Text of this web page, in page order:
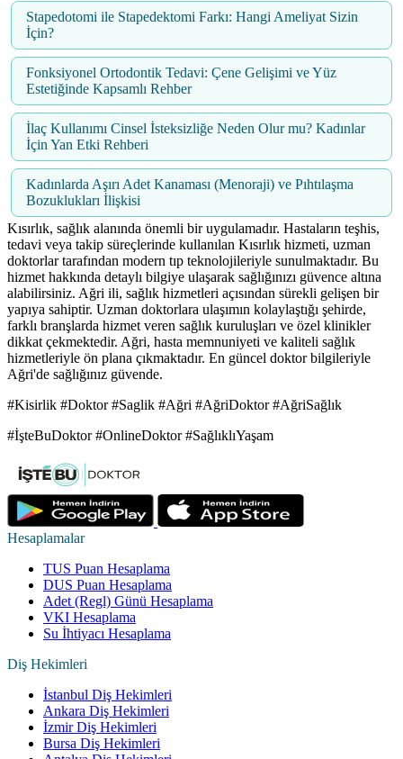
Stapedotomi ile Stapedektomi Farkı: Hangi Ameliyat Sizin
İçin?
Fonksiyonel Ortodontik Tedavi: Çene Gelişimi ve Yüz
Estetiğinde Kapsamlı Rehber
İlaç Kullanımı Cinsel İsteksizliğe Neden Olur mu? Kadınlar
İçin Yan Etki Rehberi
Kadınlarda Aşırı Adet Kanaması (Menoraji) ve Pıhtılaşma
Bozuklukları İlişkisi
Kısırlık, sağlık alanında önemli bir uygulamadır. Hastaların teşhis,
tedavi veya takip süreçlerinde kullanılan Kısırlık hizmeti, uzman
doktorlar tarafından modern tıp teknolojileriyle sunulmaktadır. Bu
hizmet hakkında detaylı bilgiye ulaşarak sağlığınızı güvence altına
alabilirsiniz. Ağri ili, sağlık hizmetleri açısından sürekli gelişen bir
yapıya sahiptir. Uzman doktorlara ulaşımın kolaylaştığı şehirde,
farklı branşlarda hizmet veren sağlık kuruluşları ve özel klinikler
dikkat çekmektedir. Ağri, hasta memnuniyeti ve kaliteli sağlık
hizmetleriyle ön plana çıkmaktadır. En güncel doktor bilgileriyle
Ağri'de sağlığınız güvende.
#Kisirlik #Doktor #Saglik #Ağri #AğriDoktor #AğriSağlık
#İşteBuDoktor #OnlineDoktor #SağlıklıYaşam
Hesaplamalar
TUS Puan Hesaplama
DUS Puan Hesaplama
Adet (Regl) Günü Hesaplama
VKI Hesaplama
Su İhtiyacı Hesaplama
Diş Hekimleri
İstanbul Diş Hekimleri
Ankara Diş Hekimleri
İzmir Diş Hekimleri
Bursa Diş Hekimleri